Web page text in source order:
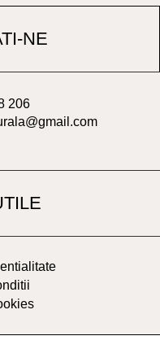
NE
206